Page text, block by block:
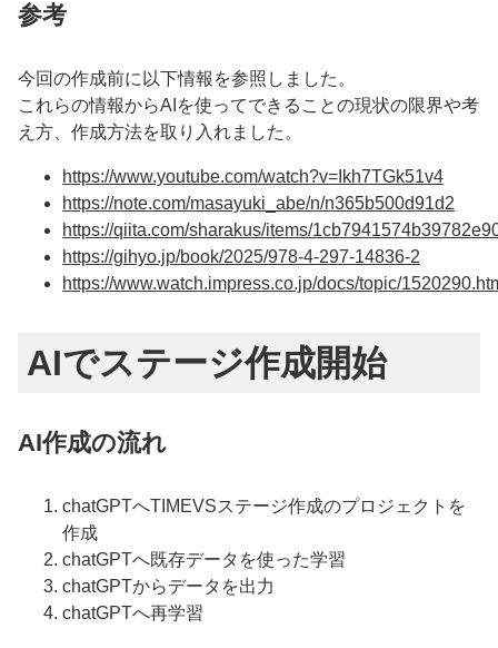
参考
今回の作成前に以下情報を参照しました。
これらの情報からAIを使ってできることの現状の限界や考
え方、作成方法を取り入れました。
https://www.youtube.com/watch?v=Ikh7TGk51v4
https://note.com/masayuki_abe/n/n365b500d91d2
https://qiita.com/sharakus/items/
https://gihyo.jp/book/2025/978-4-297-14836-2
https://www.watch.impress.co.jp/docs/topic/
AIでステージ作成開始
AI作成の流れ
chatGPTへTIMEVSステージ作成のプロジェクトを
作成
chatGPTへ既存データを使った学習
chatGPTからデータを出力
chatGPTへ再学習